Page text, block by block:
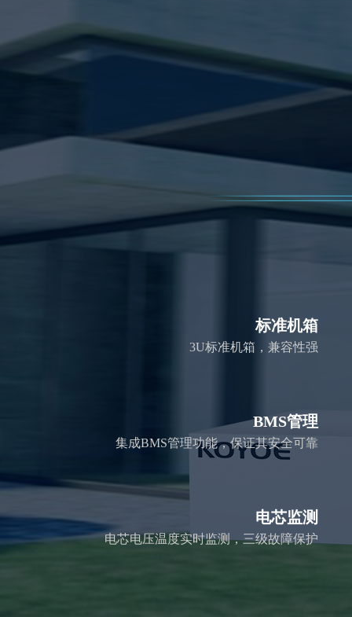
标准机箱
3U标准机箱，兼容性强
BMS管理
集成BMS管理功能，保证其安全可靠
电芯监测
电芯电压温度实时监测，三级故障保护